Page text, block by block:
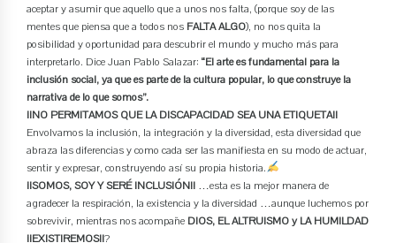
aceptar y asumir que aquello que a unos nos falta, (porque soy de las
mentes que piensa que a todos nos FALTA ALGO), no nos quita la
posibilidad y oportunidad para descubrir el mundo y mucho más para
interpretarlo. Dice Juan Pablo Salazar: “El arte es fundamental para la
inclusión social, ya que es parte de la cultura popular, lo que construye la
narrativa de lo que somos”.
¡¡NO PERMITAMOS QUE LA DISCAPACIDAD SEA UNA ETIQUETA!!
Envolvamos la inclusión, la integración y la diversidad, esta diversidad que
abraza las diferencias y como cada ser las manifiesta en su modo de actuar,
sentir y expresar, construyendo así su propia historia.
¡¡SOMOS, SOY Y SERÉ INCLUSIÓN!! …esta es la mejor manera de
agradecer la respiración, la existencia y la diversidad …aunque luchemos por
sobrevivir, mientras nos acompañe DIOS, EL ALTRUISMO y LA HUMILDAD
¡¡EXISTIREMOS!!?